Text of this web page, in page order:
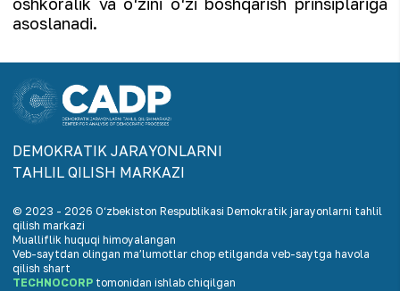
oshkoralik va o‘zini o‘zi boshqarish prinsiplariga
asoslanadi.
DEMOKRАTIK JАRАYONLАRNI
TАHLIL QILISH MАRKАZI
© 2023 - 2026 O‘zbekiston Respublikasi Demokratik jarayonlarni tahlil
qilish markazi
Mualliflik huquqi himoyalangan
Veb-saytdan olingan maʼlumotlar chop etilganda veb-saytga havola
qilish shart
TECHNOCORP tomonidan ishlab chiqilgan